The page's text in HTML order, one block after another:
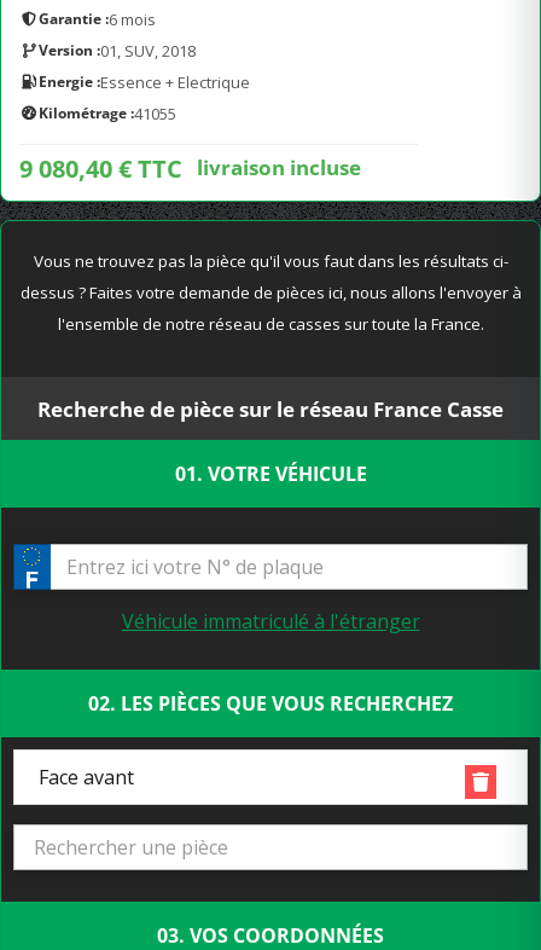
Garantie :6 mois
Version :01, SUV, 2018
Energie :Essence + Electrique
Kilométrage :41055
9 080,40 € TTC livraison incluse
Vous ne trouvez pas la pièce qu'il vous faut dans les résultats ci-
dessus ? Faites votre demande de pièces ici, nous allons l'envoyer à
l'ensemble de notre réseau de casses sur toute la France.
Recherche de pièce sur le réseau France Casse
01. VOTRE VÉHICULE
Véhicule immatriculé à l'étranger
02. LES PIÈCES QUE VOUS RECHERCHEZ
Face avant
03. VOS COORDONNÉES